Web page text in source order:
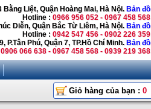
Bằng Liệt, Quận Hoàng Mai, Hà Nội. Bản đồ
Hotline : 0966 956 052 - 0967 458 568
Diễn, Quận Bắc Từ Liêm, Hà Nội. Bản đồ
Hotline : 0942 547 456 - 0902 226 359
P.Tân Phú, Quận 7, TP.Hồ Chí Minh. Bản đồ
0906 066 638 - 0967 458 568 - 0939 219 368
Giỏ hàng của bạn : 0